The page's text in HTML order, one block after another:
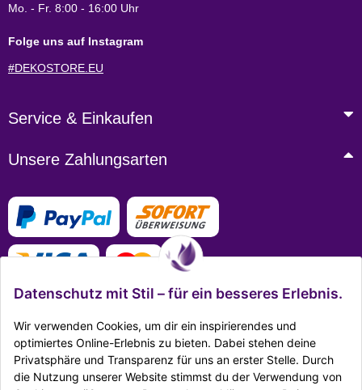
Mo. - Fr. 8:00 - 16:00 Uhr
Folge uns auf Instagram
#DEKOSTORE.EU
Service & Einkaufen
Unsere Zahlungsarten
Mehr Infos zu den Zahlungsarten
Datenschutz mit Stil – für ein besseres Erlebnis.
Wir verwenden Cookies, um dir ein inspirierendes und
optimiertes Online-Erlebnis zu bieten. Dabei stehen deine
Privatsphäre und Transparenz für uns an erster Stelle. Durch
die Nutzung unserer Website stimmst du der Verwendung von